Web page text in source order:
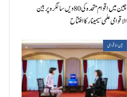
چین میں اقوام متحدہ کی 80ویں سالگرہ پر بین
الاقوامی علمی سیمینار کا افتتاح
بین الاقوامی